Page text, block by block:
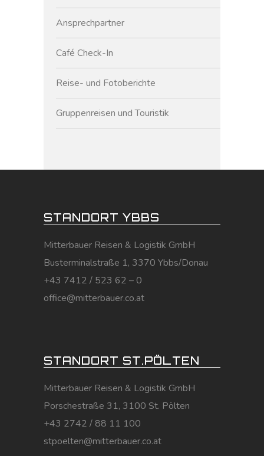
Ansprechpartner
Café Check-In
Reise- und Fotoberichte
Gruppenreisen und Touristik
STANDORT YBBS
Mitterbauer Reisen & Logistik GmbH
Busterminalstraße 1, 3370 Ybbs/Donau
+43 7412 / 523 62 – 0
office@mitterbauer.co.at
STANDORT ST.PÖLTEN
Mitterbauer Reisen & Logistik GmbH
Porschestraße 31, 3100 St. Pölten
+43 2742 / 88 11 100
stpoelten@mitterbauer.co.at